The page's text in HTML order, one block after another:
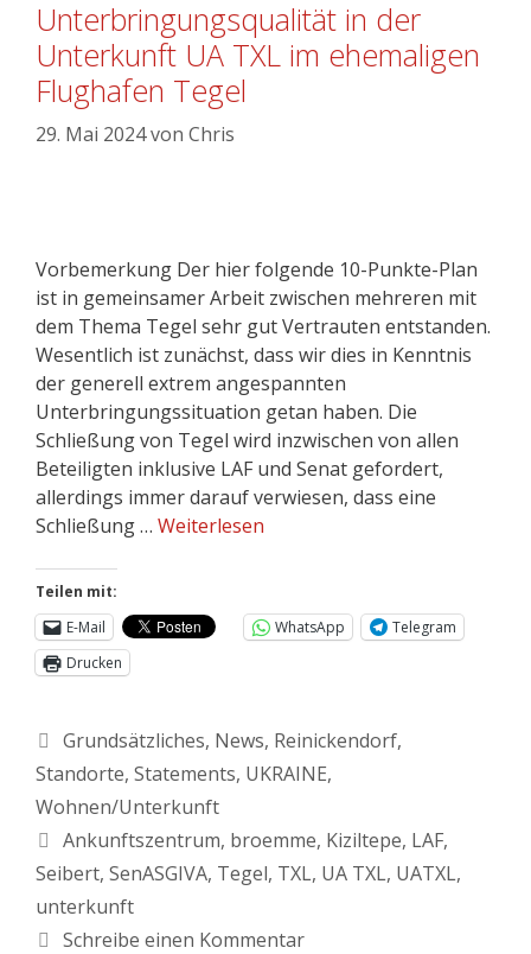
Unterbringungsqualität in der
Unterkunft UA TXL im ehemaligen
Flughafen Tegel
29. Mai 2024von Chris
Vorbemerkung Der hier folgende 10-Punkte-Plan
ist in gemeinsamer Arbeit zwischen mehreren mit
dem Thema Tegel sehr gut Vertrauten entstanden.
Wesentlich ist zunächst, dass wir dies in Kenntnis
der generell extrem angespannten
Unterbringungssituation getan haben. Die
Schließung von Tegel wird inzwischen von allen
Beteiligten inklusive LAF und Senat gefordert,
allerdings immer darauf verwiesen, dass eine
Schließung … Weiterlesen
Teilen mit:
E-Mail
WhatsApp
Telegram
Drucken
Grundsätzliches, News, Reinickendorf,
Standorte, Statements, UKRAINE,
Wohnen/Unterkunft
Ankunftszentrum, broemme, Kiziltepe, LAF,
Seibert, SenASGIVA, Tegel, TXL, UA TXL, UATXL,
unterkunft
Schreibe einen Kommentar